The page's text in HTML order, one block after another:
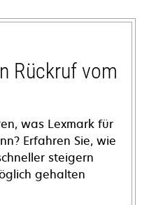
Rückruf vom
was Lexmark für
Erfahren Sie, wie
steigern
gehalten